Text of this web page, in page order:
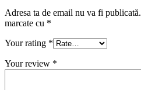
Adresa ta de email nu va fi publicată.
marcate cu *
Your rating *
Your review *